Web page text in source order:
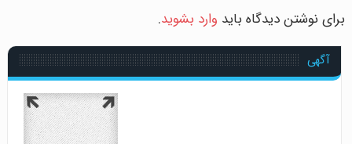
برای نوشتن دیدگاه باید وارد بشوید.
آگهی